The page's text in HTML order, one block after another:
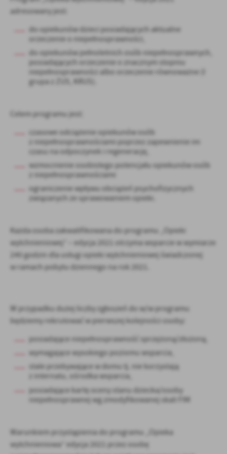
treści w postaci wiadomości, ofert, komunikatów mediów
społecznościowych.
adresowany jest:
do opiekunów dzieci posiadających aktualne
orzeczenie o niepełnosprawności,
do opiekunów pełnoletnich osób niepełnosprawnych,
posiadających orzeczenie o znacznym stopniu
niepełnosprawności albo orzeczenie równoważne (I
grupa z ZUS, KRUS).
Celem programu jest:
czasowe odciążenie opiekunów osób
z niepełnosprawnościami poprzez zapewnienie im
czasu na odpoczynek i regenerację,
wzmocnienie osobistego potencjału opiekunów osób
z niepełnosprawnościami
ograniczenie wpływu obciążeń psychofizycznych
związanych ze sprawowaniem opieki.
Każda osoba zakwalifikowana do programu „Opieki
wytchnieniowej” – edycja 2021 otrzyma wsparcie w wymiarze
240 godzin dla usługi opieki wytchnieniowej świadczonej
w ramach pobytu dziennego na rok 2021.
W przypadku dużej liczby zgłoszeń do w/w programu
będziemy rekrutować w pierwszej kolejności osoby:
posiadające niepełnosprawność sprzężoną/złożoną,
wymagające wysokiego poziomu wsparcia,
stale przebywające w domu tj. nie korzystają
z internatu, ośrodka wsparcia,
posiadające kartę oceny stanu dziecka/osoby
niepełnosprawnej wg zmodyfikowanej skali FIM
Warunkiem przystąpienia do programu „Opieka
wytchnieniowa” edycja 2021 przez osobę